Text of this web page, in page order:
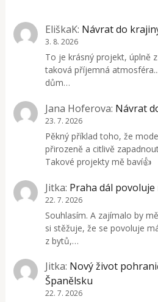
EliškaK: Návrat do
3. 8. 2026
To je krásný projekt, úplně
taková příjemná
dům…
Jana Hoferova: Návrat
23. 7. 2026
Pěkný příklad toho, že
přirozeně a citlivě
Takové projekty mě baví👍
Jitka: Praha dál
22. 7. 2026
Souhlasím. A zajímalo by
si stěžuje, že se povoluje
z bytů,…
Jitka: Nový život
Španělsku
22. 7. 2026